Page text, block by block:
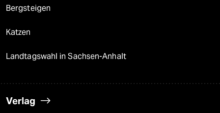
Bergsteigen
Katzen
Landtagswahl in Sachsen-Anhalt
Verlag